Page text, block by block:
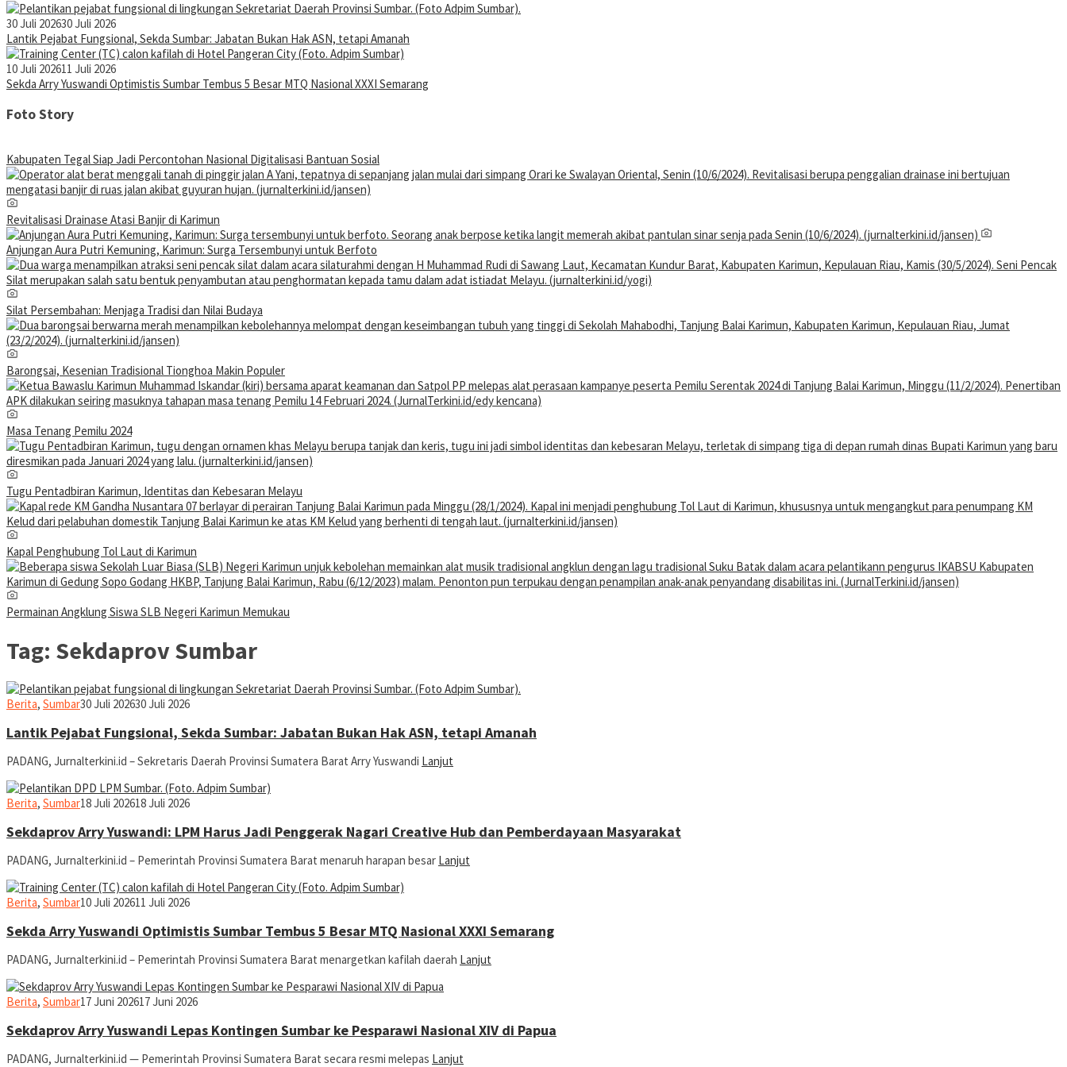
30 Juli 202630 Juli 2026
Lantik Pejabat Fungsional, Sekda Sumbar: Jabatan Bukan Hak ASN, tetapi Amanah
10 Juli 202611 Juli 2026
Sekda Arry Yuswandi Optimistis Sumbar Tembus 5 Besar MTQ Nasional XXXI Semarang
Foto Story
Kabupaten Tegal Siap Jadi Percontohan Nasional Digitalisasi Bantuan Sosial
Revitalisasi Drainase Atasi Banjir di Karimun
Anjungan Aura Putri Kemuning, Karimun: Surga Tersembunyi untuk Berfoto
Silat Persembahan: Menjaga Tradisi dan Nilai Budaya
Barongsai, Kesenian Tradisional Tionghoa Makin Populer
Masa Tenang Pemilu 2024
Tugu Pentadbiran Karimun, Identitas dan Kebesaran Melayu
Kapal Penghubung Tol Laut di Karimun
Permainan Angklung Siswa SLB Negeri Karimun Memukau
Tag: Sekdaprov Sumbar
Berita, Sumbarjurnaldion
30 Juli 202630 Juli 2026
Lantik Pejabat Fungsional, Sekda Sumbar: Jabatan Bukan Hak ASN, tetapi Amanah
PADANG, Jurnalterkini.id – Sekretaris Daerah Provinsi Sumatera Barat Arry Yuswandi Lanjut
Berita, Sumbarjurnaldion
18 Juli 202618 Juli 2026
Sekdaprov Arry Yuswandi: LPM Harus Jadi Penggerak Nagari Creative Hub dan Pemberdayaan Masyarakat
PADANG, Jurnalterkini.id – Pemerintah Provinsi Sumatera Barat menaruh harapan besar Lanjut
Berita, Sumbarjurnaldion
10 Juli 202611 Juli 2026
Sekda Arry Yuswandi Optimistis Sumbar Tembus 5 Besar MTQ Nasional XXXI Semarang
PADANG, Jurnalterkini.id – Pemerintah Provinsi Sumatera Barat menargetkan kafilah daerah Lanjut
Berita, Sumbarjurnaldion
17 Juni 202617 Juni 2026
Sekdaprov Arry Yuswandi Lepas Kontingen Sumbar ke Pesparawi Nasional XIV di Papua
PADANG, Jurnalterkini.id — Pemerintah Provinsi Sumatera Barat secara resmi melepas Lanjut